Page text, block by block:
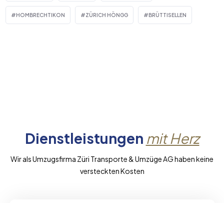
HOMBRECHTIKON ZÜRICH HÖNGG BRÜTTISELLEN
Dienstleistungen mit Herz
Wir als Umzugsfirma Züri Transporte & Umzüge AG haben keine
versteckten Kosten